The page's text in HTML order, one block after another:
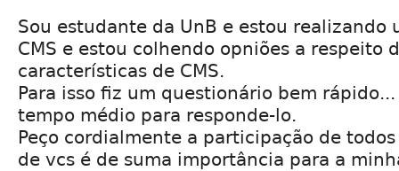
Sou estudante da UnB e estou realizando
CMS e estou colhendo opniões a respeito
características de CMS.
Para isso fiz um questionário bem
tempo médio para responde-lo.
Peço cordialmente a participação de
de vcs é de suma importância para a